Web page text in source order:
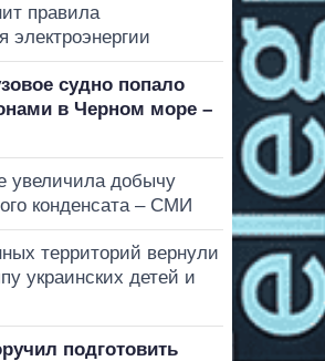
правила
электроэнергии
судно попало
в Черном море –
увеличила добычу
конденсата – СМИ
территорий вернули
украинских детей и
подготовить